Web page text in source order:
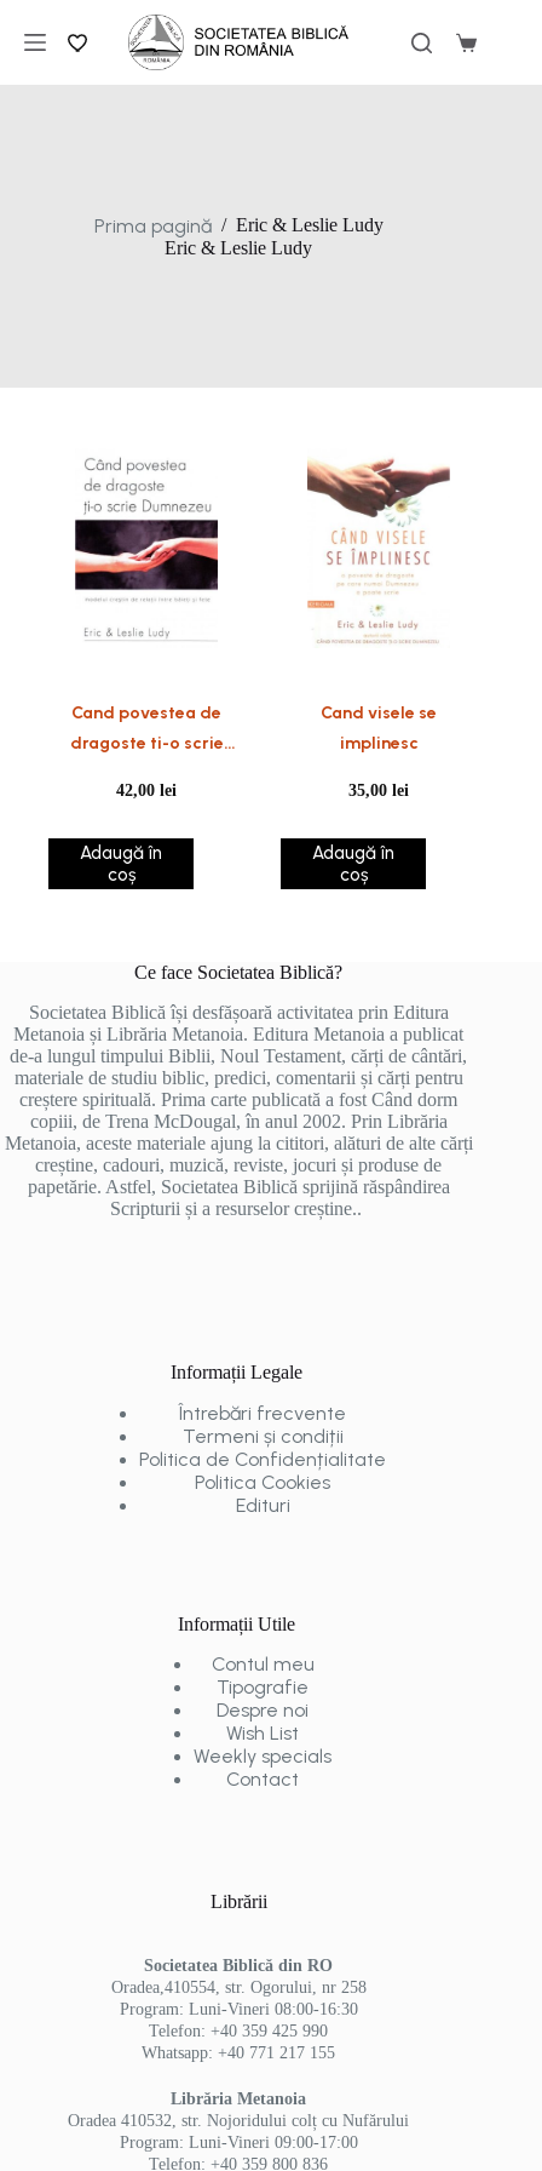
conținut
Coș
Prima pagină / Eric & Leslie Ludy
Eric & Leslie Ludy
Cand povestea de
dragoste ti-o scrie
42,00lei
Adaugă în
coș
Cand visele se
implinesc
35,00lei
Adaugă în
coș
Ce face Societatea Biblică?
Societatea Biblică își desfășoară activitatea prin Editura
Metanoia și Librăria Metanoia. Editura Metanoia a publicat
de-a lungul timpului Biblii, Noul Testament, cărți de cântări,
materiale de studiu biblic, predici, comentarii și cărți pentru
creștere spirituală. Prima carte publicată a fost Când dorm
copiii, de Trena McDougal, în anul 2002. Prin Librăria
Metanoia, aceste materiale ajung la cititori, alături de alte cărți
creștine, cadouri, muzică, reviste, jocuri și produse de
papetărie. Astfel, Societatea Biblică sprijină răspândirea
Scripturii și a resurselor creștine..
Informații Legale
Întrebări frecvente
Termeni și condiții
Politica de Confidențialitate
Politica Cookies
Edituri
Informații Utile
Contul meu
Tipografie
Despre noi
Wish List
Weekly specials
Contact
Librării
Societatea Biblică din RO
Oradea,410554, str. Ogorului, nr 258
Program: Luni-Vineri 08:00-16:30
Telefon: +40 359 425 990
Whatsapp: +40 771 217 155
Librăria Metanoia
Oradea 410532, str. Nojoridului colț cu Nufărului
Program: Luni-Vineri 09:00-17:00
Telefon: +40 359 800 836